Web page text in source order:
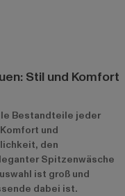
Stil und Komfort
Bestandteile jeder
und
den
Spitzenwäsche
ist groß und
dabei ist.